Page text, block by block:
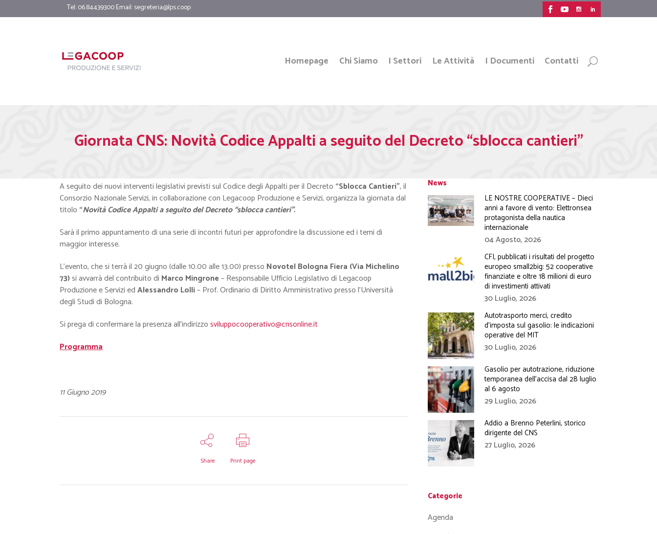
Tel: 06.84439300 Email:segreteria@lps.coop
Homepage Chi Siamo I Settori Le Attività I Documenti Contatti
Giornata CNS: Novità Codice Appalti a seguito del Decreto “sblocca cantieri”
A seguito dei nuovi interventi legislativi previsti sul Codice degli Appalti per il Decreto “Sblocca Cantieri”, il
Consorzio Nazionale Servizi, in collaborazione con Legacoop Produzione e Servizi, organizza la giornata dal
titolo “Novità Codice Appalti a seguito del Decreto “sblocca cantieri”.
Sarà il primo appuntamento di una serie di incontri futuri per approfondire la discussione ed i temi di
maggior interesse.
L’evento, che si terrà il 20 giugno (dalle 10.00 alle 13.00) presso Novotel Bologna Fiera (Via Michelino
73)si avvarrà del contribuito di Marco Mingrone– Responsabile Ufficio Legislativo di Legacoop
Produzione e Servizi edAlessandro Lolli– Prof. Ordinario di Diritto Amministrativo presso l’Università
degli Studi di Bologna.
Si prega di confermare la presenza all’indirizzosviluppocooperativo@cnsonline.it
Programma
11 Giugno 2019
Share Print page
News
LE NOSTRE COOPERATIVE – Dieci
anni a favore di vento: Elettronsea
protagonista della nautica
internazionale
04 Agosto, 2026
CFI, pubblicati i risultati del progetto
europeo small2big: 52 cooperative
finanziate e oltre 18 milioni di euro
di investimenti attivati
30 Luglio, 2026
Autotrasporto merci, credito
d’imposta sul gasolio: le indicazioni
operative del MIT
30 Luglio, 2026
Gasolio per autotrazione, riduzione
temporanea dell’accisa dal 28 luglio
al 6 agosto
29 Luglio, 2026
Addio a Brenno Peterlini, storico
dirigente del CNS
27 Luglio, 2026
Categorie
Agenda